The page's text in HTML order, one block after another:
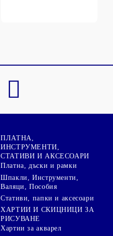
ПЛАТНА,
ИНСТРУМЕНТИ,
СТАТИВИ И АКСЕСОАРИ
Платна, дъски и рамки
Шпакли, Инструменти,
Валяци, Пособия
Стативи, папки и аксесоари
ХАРТИИ И СКИЦНИЦИ ЗА
РИСУВАНЕ
Хартии за акварел